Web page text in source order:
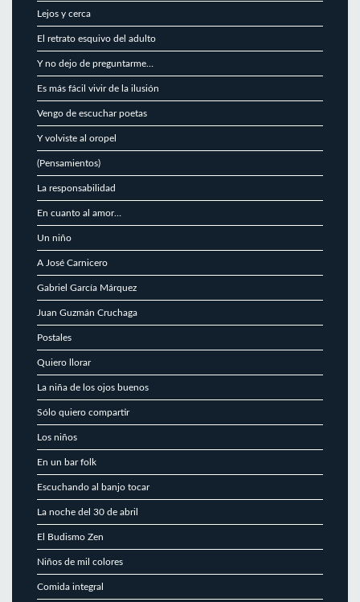
Lejos y cerca
El retrato esquivo del adulto
Y no dejo de preguntarme…
Es más fácil vivir de la ilusión
Vengo de escuchar poetas
Y volviste al oropel
(Pensamientos)
La responsabilidad
En cuanto al amor…
Un niño
A José Carnicero
Gabriel García Márquez
Juan Guzmán Cruchaga
Postales
Quiero llorar
La niña de los ojos buenos
Sólo quiero compartir
Los niños
En un bar folk
Escuchando al banjo tocar
La noche del 30 de abril
El Budismo Zen
Niños de mil colores
Comida integral